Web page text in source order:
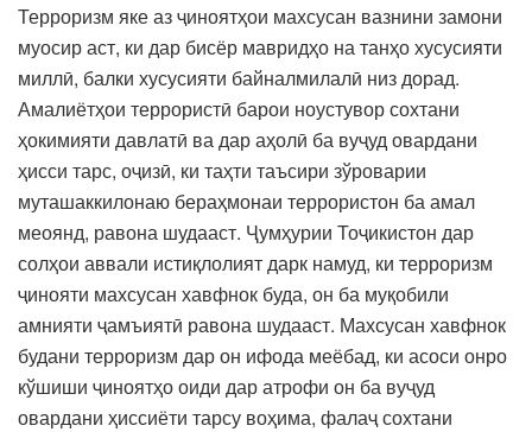
Терроризм яке аз ҷиноятҳои махсусан вазнини замони
муосир аст, ки дар бисёр мавридҳо на танҳо хусусияти
миллӣ, балки хусусияти байналмилалӣ низ дорад.
Амалиётҳои террористӣ барои ноустувор сохтани
ҳокимияти давлатӣ ва дар аҳолӣ ба вуҷуд овардани
ҳисси тарс, оҷизӣ, ки таҳти таъсири зўроварии
муташаккилонаю бераҳмонаи террористон ба амал
меоянд, равона шудааст. Ҷумҳурии Тоҷикистон дар
солҳои аввали истиқлолият дарк намуд, ки терроризм
ҷинояти махсусан хавфнок буда, он ба муқобили
амнияти ҷамъиятӣ равона шудааст. Махсусан хавфнок
будани терроризм дар он ифода меёбад, ки асоси онро
кўшиши ҷиноятҳо оиди дар атрофи он ба вуҷуд
овардани ҳиссиёти тарсу воҳима, фалаҷ сохтани